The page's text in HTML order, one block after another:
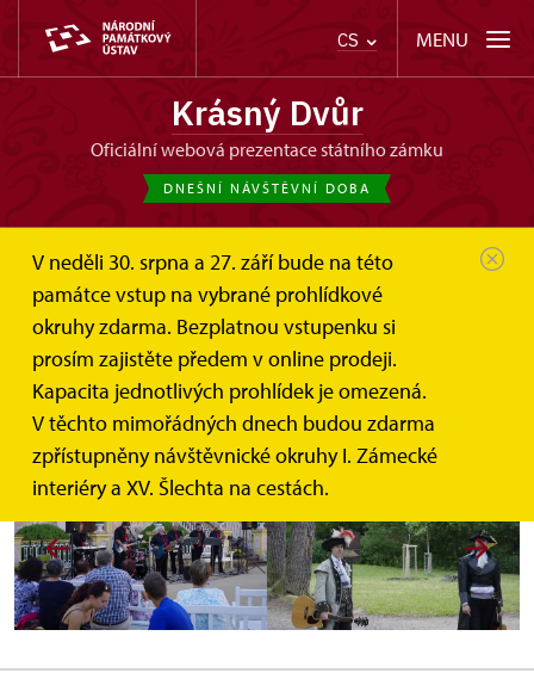
CS MENU
Krásný Dvůr
oficiální webová prezentace státního zámku
DNEŠNÍ NÁVŠTĚVNÍ DOBA
V neděli 30. srpna a 27. září bude na této
památce vstup na vybrané prohlídkové
okruhy zdarma. Bezplatnou vstupenku si
prosím zajistěte předem v online prodeji.
Kapacita jednotlivých prohlídek je omezená.
V těchto mimořádných dnech budou zdarma
zpřístupněny návštěvnické okruhy I. Zámecké
interiéry a XV. Šlechta na cestách.
Svatojánský večer
24. června